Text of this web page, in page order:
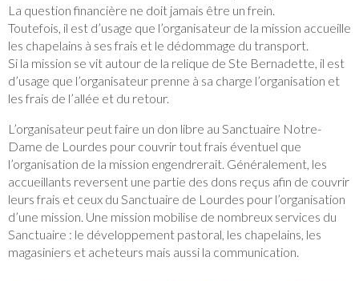
La question financière ne doit jamais être un frein.
Toutefois, il est d’usage que l’organisateur de la mission accueille
les chapelains à ses frais et le dédommage du transport.
Si la mission se vit autour de la relique de Ste Bernadette, il est
d’usage que l’organisateur prenne à sa charge l’organisation et
les frais de l’allée et du retour.
L’organisateur peut faire un don libre au Sanctuaire Notre-
Dame de Lourdes pour couvrir tout frais éventuel que
l’organisation de la mission engendrerait. Généralement, les
accueillants reversent une partie des dons reçus afin de couvrir
leurs frais et ceux du Sanctuaire de Lourdes pour l’organisation
d’une mission. Une mission mobilise de nombreux services du
Sanctuaire : le développement pastoral, les chapelains, les
magasiniers et acheteurs mais aussi la communication.